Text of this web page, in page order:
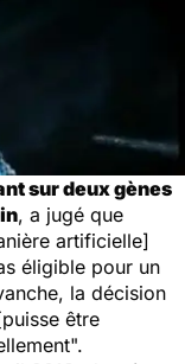
sur deux gènes
, a jugé que
artificielle]
éligible pour un
la décision
être